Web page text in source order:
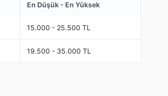
En Düşük - En Yüksek
15.000 - 25.500 TL
19.500 - 35.000 TL